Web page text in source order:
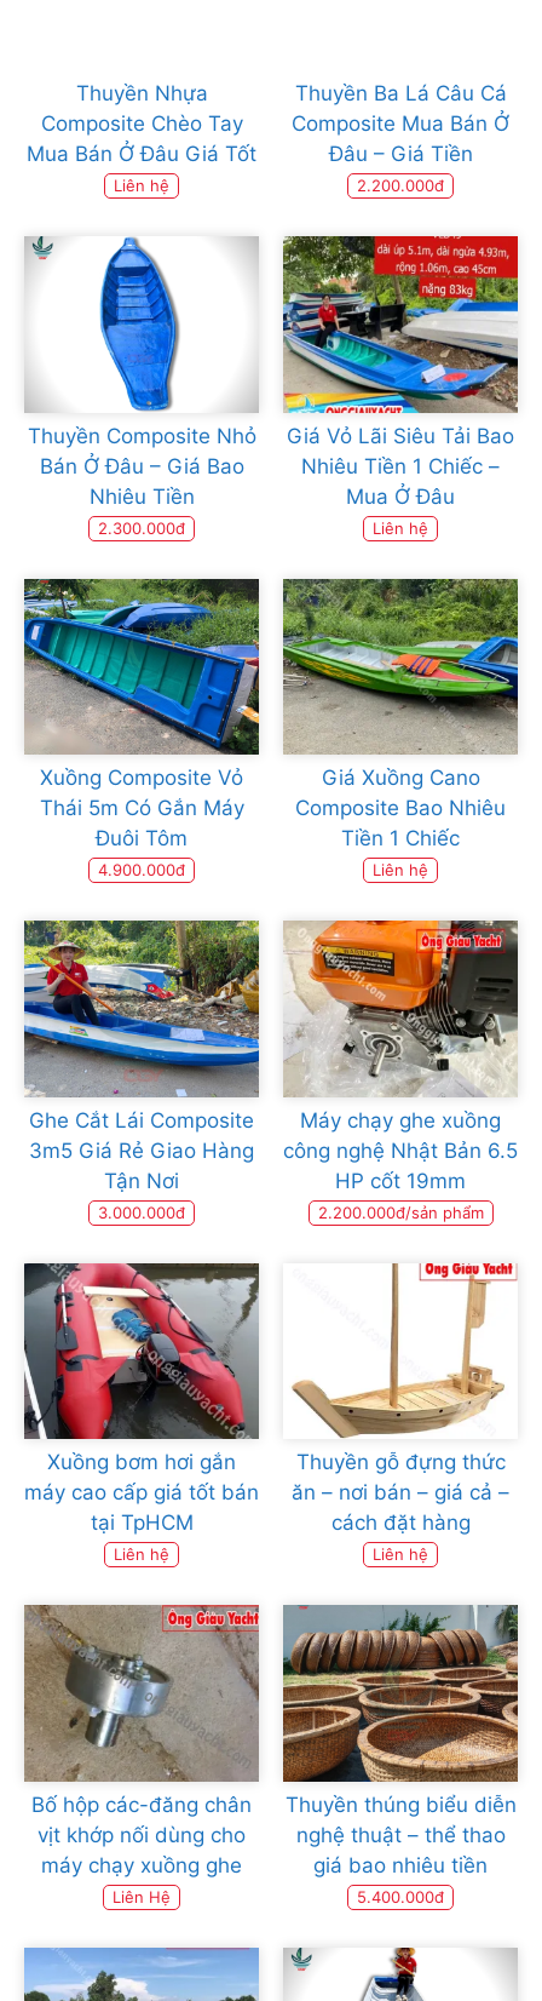
Thuyền Nhựa
Composite Chèo Tay
Mua Bán Ở Đâu Giá Tốt
Liên hệ
Thuyền Ba Lá Câu Cá
Composite Mua Bán Ở
Đâu – Giá Tiền
2.200.000đ
Thuyền Composite Nhỏ
Bán Ở Đâu – Giá Bao
Nhiêu Tiền
2.300.000đ
Giá Vỏ Lãi Siêu Tải Bao
Nhiêu Tiền 1 Chiếc –
Mua Ở Đâu
Liên hệ
Xuồng Composite Vỏ
Thái 5m Có Gắn Máy
Đuôi Tôm
4.900.000đ
Giá Xuồng Cano
Composite Bao Nhiêu
Tiền 1 Chiếc
Liên hệ
Ghe Cắt Lái Composite
3m5 Giá Rẻ Giao Hàng
Tận Nơi
3.000.000đ
Máy chạy ghe xuồng
công nghệ Nhật Bản 6.5
HP cốt 19mm
2.200.000đ/sản phẩm
Xuồng bơm hơi gắn
máy cao cấp giá tốt bán
tại TpHCM
Liên hệ
Thuyền gỗ đựng thức
ăn – nơi bán – giá cả –
cách đặt hàng
Liên hệ
Bố hộp các-đăng chân
vịt khớp nối dùng cho
máy chạy xuồng ghe
Liên Hệ
Thuyền thúng biểu diễn
nghệ thuật – thể thao
giá bao nhiêu tiền
5.400.000đ